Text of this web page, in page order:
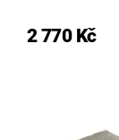
2 770 Kč